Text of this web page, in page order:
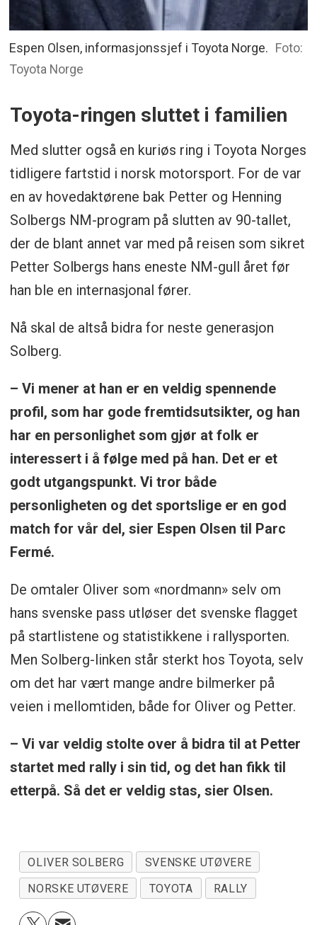
Espen Olsen, informasjonssjef i Toyota Norge. Foto:
Toyota Norge
Toyota-ringen sluttet i familien
Med slutter også en kuriøs ring i Toyota Norges
tidligere fartstid i norsk motorsport. For de var
en av hovedaktørene bak Petter og Henning
Solbergs NM-program på slutten av 90-tallet,
der de blant annet var med på reisen som sikret
Petter Solbergs hans eneste NM-gull året før
han ble en internasjonal fører.
Nå skal de altså bidra for neste generasjon
Solberg.
– Vi mener at han er en veldig spennende
profil, som har gode fremtidsutsikter, og han
har en personlighet som gjør at folk er
interessert i å følge med på han. Det er et
godt utgangspunkt. Vi tror både
personligheten og det sportslige er en god
match for vår del, sier Espen Olsen til Parc
Fermé.
De omtaler Oliver som «nordmann» selv om
hans svenske pass utløser det svenske flagget
på startlistene og statistikkene i rallysporten.
Men Solberg-linken står sterkt hos Toyota, selv
om det har vært mange andre bilmerker på
veien i mellomtiden, både for Oliver og Petter.
– Vi var veldig stolte over å bidra til at Petter
startet med rally i sin tid, og det han fikk til
etterpå. Så det er veldig stas, sier Olsen.
OLIVER SOLBERG
SVENSKE UTØVERE
NORSKE UTØVERE
TOYOTA RALLY